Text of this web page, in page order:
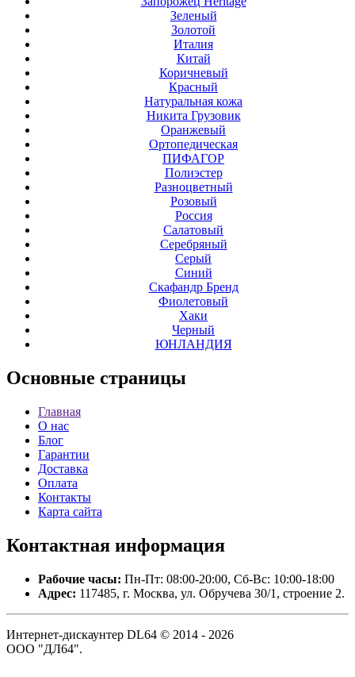
Зеленый
Золотой
Италия
Китай
Коричневый
Красный
Натуральная кожа
Никита Грузовик
Оранжевый
Ортопедическая
ПИФАГОР
Полиэстер
Разноцветный
Розовый
Россия
Салатовый
Серебряный
Серый
Синий
Скафандр Бренд
Фиолетовый
Хаки
Черный
ЮНЛАНДИЯ
Основные страницы
Главная
О нас
Блог
Гарантии
Доставка
Оплата
Контакты
Карта сайта
Контактная информация
Рабочие часы: Пн-Пт: 08:00-20:00, Сб-Вс: 10:00-18:00
Адрес: 117485, г. Москва, ул. Обручева 30/1, строение 2.
Интернет-дискаунтер DL64 © 2014 - 2026
ООО "ДЛ64".